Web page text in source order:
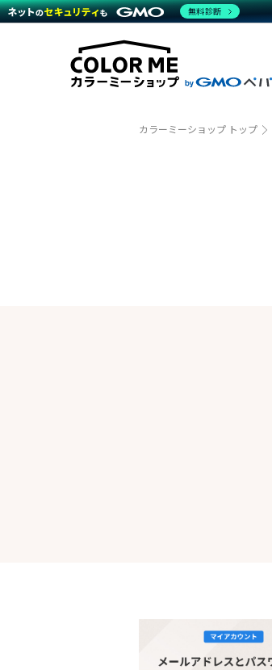
商材一覧を見る
機能一覧を見る
料金
プラン・料金一覧を見る
事例
運営サポート
サポート一覧を見る
カラーミーショップ トップ
無料診断